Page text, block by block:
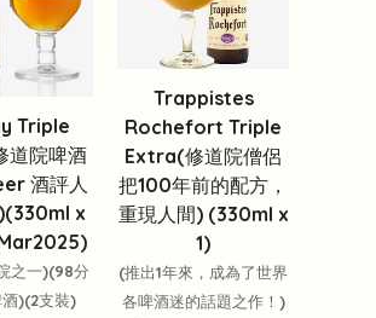
Triple
道院啤酒
酒評人
x
之一)(98分
)(2支裝)
Trappistes
Rochefort Triple
Extra(修道院僧侶
把100年前的配方，
重現人間) (330ml x
1)
(推出1年來，成為了世界
各啤酒迷的話題之作！)